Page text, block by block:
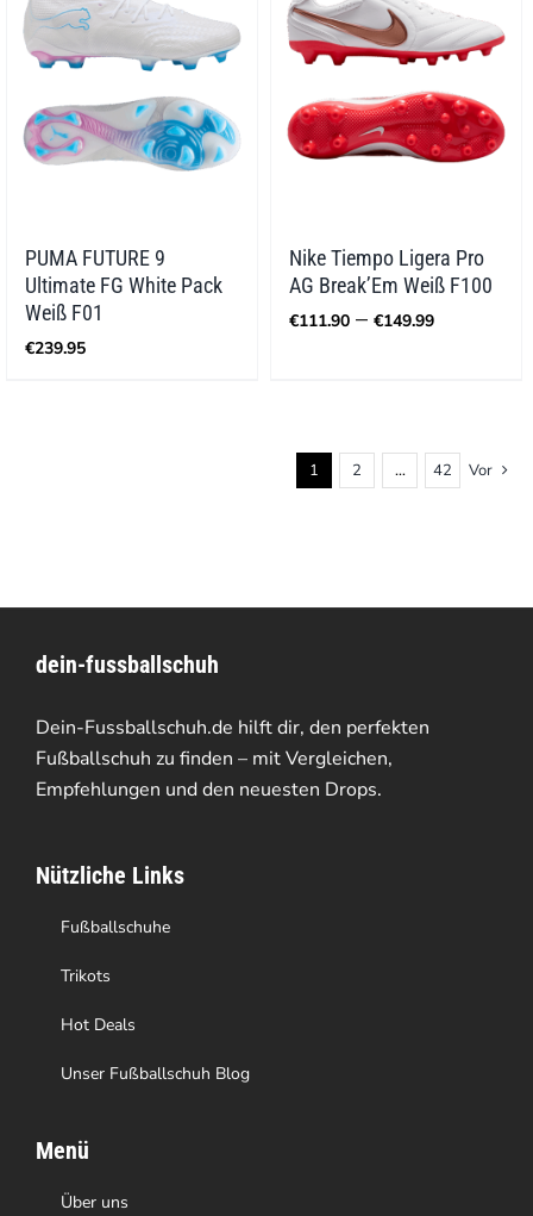
PUMA FUTURE 9
Ultimate FG White Pack
Weiß F01
€239.95
Nike Tiempo Ligera Pro
AG Break’Em Weiß F100
€111.90 – €149.99
1 2 … 42 Vor
dein-fussballschuh
Dein-Fussballschuh.de hilft dir, den perfekten
Fußballschuh zu finden – mit Vergleichen,
Empfehlungen und den neuesten Drops.
Nützliche Links
Fußballschuhe
Trikots
Hot Deals
Unser Fußballschuh Blog
Menü
Über uns